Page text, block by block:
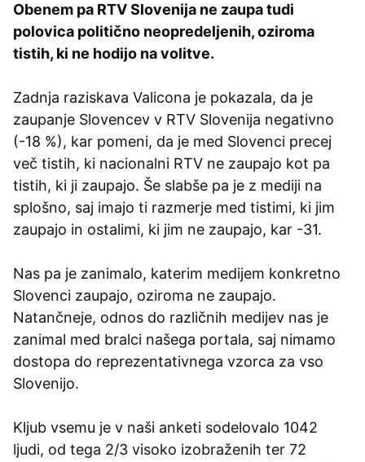
Obenem pa RTV Slovenija ne zaupa tudi
polovica politično neopredeljenih, oziroma
tistih, ki ne hodijo na volitve.
Zadnja raziskava Valicona je pokazala, da je
zaupanje Slovencev v RTV Slovenija negativno
(-18 %), kar pomeni, da je med Slovenci precej
več tistih, ki nacionalni RTV ne zaupajo kot pa
tistih, ki ji zaupajo. Še slabše pa je z mediji na
splošno, saj imajo ti razmerje med tistimi, ki jim
zaupajo in ostalimi, ki jim ne zaupajo, kar -31.
Nas pa je zanimalo, katerim medijem konkretno
Slovenci zaupajo, oziroma ne zaupajo.
Natančneje, odnos do različnih medijev nas je
zanimal med bralci našega portala, saj nimamo
dostopa do reprezentativnega vzorca za vso
Slovenijo.
Kljub vsemu je v naši anketi sodelovalo 1042
ljudi, od tega 2/3 visoko izobraženih ter 72